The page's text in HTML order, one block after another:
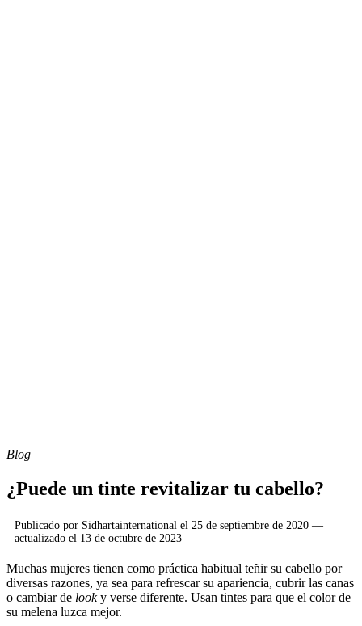
Blog
¿Puede un tinte revitalizar tu cabello?
Publicado por Sidhartainternational el 25 de septiembre de 2020 —
actualizado el 13 de octubre de 2023
Muchas mujeres tienen como práctica habitual teñir su cabello por
diversas razones, ya sea para refrescar su apariencia, cubrir las canas
o cambiar de looky verse diferente. Usan tintes para que el color de
su melena luzca mejor.